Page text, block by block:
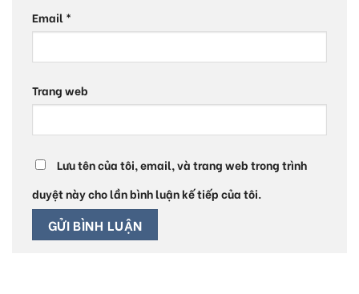
Email *
Trang web
Lưu tên của tôi, email, và trang web trong trình
duyệt này cho lần bình luận kế tiếp của tôi.